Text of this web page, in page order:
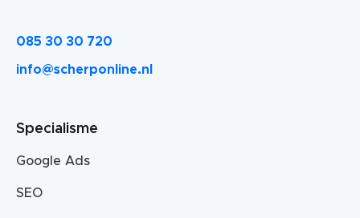
085 30 30 720
info@scherponline.nl
Specialisme
Google Ads
SEO